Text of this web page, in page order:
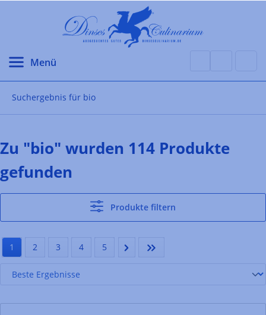
Suchergebnis für bio
Zu "bio" wurden 114 Produkte
gefunden
Produkte filtern
1 2 3 4 5